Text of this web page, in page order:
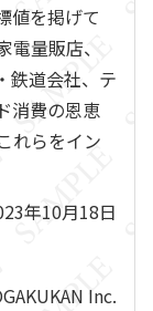
値を掲げて
量販店、
鉄道会社、テ
消費の恩恵
れらをイン
年10月18日
Inc.